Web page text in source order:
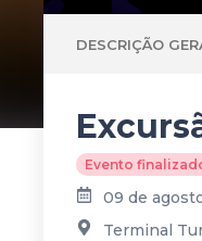
DESCRIÇÃO
Evento
09 de
Terminal